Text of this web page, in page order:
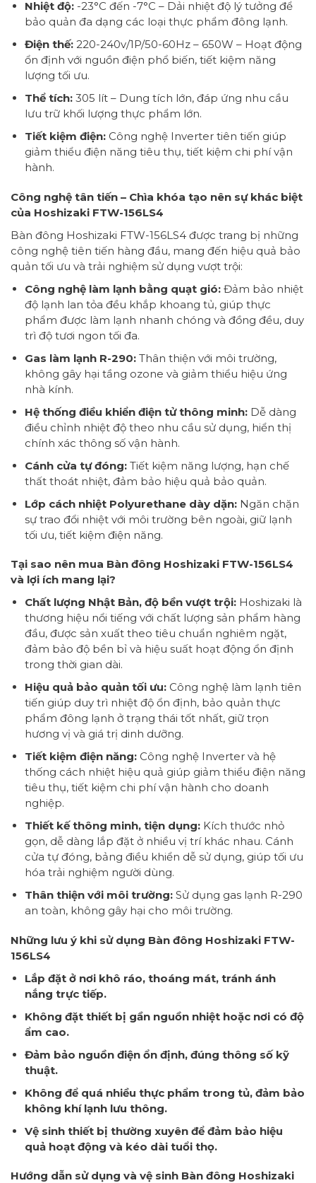
Nhiệt độ:-23°C đến -7°C – Dải nhiệt độ lý tưởng để
bảo quản đa dạng các loại thực phẩm đông lạnh.
Điện thế:220-240v/1P/50-60Hz – 650W – Hoạt động
ổn định với nguồn điện phổ biến, tiết kiệm năng
lượng tối ưu.
Thể tích:305 lít – Dung tích lớn, đáp ứng nhu cầu
lưu trữ khối lượng thực phẩm lớn.
Tiết kiệm điện:Công nghệ Inverter tiên tiến giúp
giảm thiểu điện năng tiêu thụ, tiết kiệm chi phí vận
hành.
Công nghệ tân tiến – Chìa khóa tạo nên sự khác biệt
của Hoshizaki FTW-156LS4
Bàn đông Hoshizaki FTW-156LS4 được trang bị những
công nghệ tiên tiến hàng đầu, mang đến hiệu quả bảo
quản tối ưu và trải nghiệm sử dụng vượt trội:
Công nghệ làm lạnh bằng quạt gió:Đảm bảo nhiệt
độ lạnh lan tỏa đều khắp khoang tủ, giúp thực
phẩm được làm lạnh nhanh chóng và đồng đều, duy
trì độ tươi ngon tối đa.
Gas làm lạnh R-290:Thân thiện với môi trường,
không gây hại tầng ozone và giảm thiểu hiệu ứng
nhà kính.
Hệ thống điều khiển điện tử thông minh:Dễ dàng
điều chỉnh nhiệt độ theo nhu cầu sử dụng, hiển thị
chính xác thông số vận hành.
Cánh cửa tự đóng:Tiết kiệm năng lượng, hạn chế
thất thoát nhiệt, đảm bảo hiệu quả bảo quản.
Lớp cách nhiệt Polyurethane dày dặn:Ngăn chặn
sự trao đổi nhiệt với môi trường bên ngoài, giữ lạnh
tối ưu, tiết kiệm điện năng.
Tại sao nên mua Bàn đông Hoshizaki FTW-156LS4
và lợi ích mang lại?
Chất lượng Nhật Bản, độ bền vượt trội:Hoshizaki là
thương hiệu nổi tiếng với chất lượng sản phẩm hàng
đầu, được sản xuất theo tiêu chuẩn nghiêm ngặt,
đảm bảo độ bền bỉ và hiệu suất hoạt động ổn định
trong thời gian dài.
Hiệu quả bảo quản tối ưu:Công nghệ làm lạnh tiên
tiến giúp duy trì nhiệt độ ổn định, bảo quản thực
phẩm đông lạnh ở trạng thái tốt nhất, giữ trọn
hương vị và giá trị dinh dưỡng.
Tiết kiệm điện năng:Công nghệ Inverter và hệ
thống cách nhiệt hiệu quả giúp giảm thiểu điện năng
tiêu thụ, tiết kiệm chi phí vận hành cho doanh
nghiệp.
Thiết kế thông minh, tiện dụng:Kích thước nhỏ
gọn, dễ dàng lắp đặt ở nhiều vị trí khác nhau. Cánh
cửa tự đóng, bảng điều khiển dễ sử dụng, giúp tối ưu
hóa trải nghiệm người dùng.
Thân thiện với môi trường:Sử dụng gas lạnh R-290
an toàn, không gây hại cho môi trường.
Những lưu ý khi sử dụng Bàn đông Hoshizaki FTW-
156LS4
Lắp đặt ở nơi khô ráo, thoáng mát, tránh ánh
nắng trực tiếp.
Không đặt thiết bị gần nguồn nhiệt hoặc nơi có độ
ẩm cao.
Đảm bảo nguồn điện ổn định, đúng thông số kỹ
thuật.
Không để quá nhiều thực phẩm trong tủ, đảm bảo
không khí lạnh lưu thông.
Vệ sinh thiết bị thường xuyên để đảm bảo hiệu
quả hoạt động và kéo dài tuổi thọ.
Hướng dẫn sử dụng và vệ sinh Bàn đông Hoshizaki